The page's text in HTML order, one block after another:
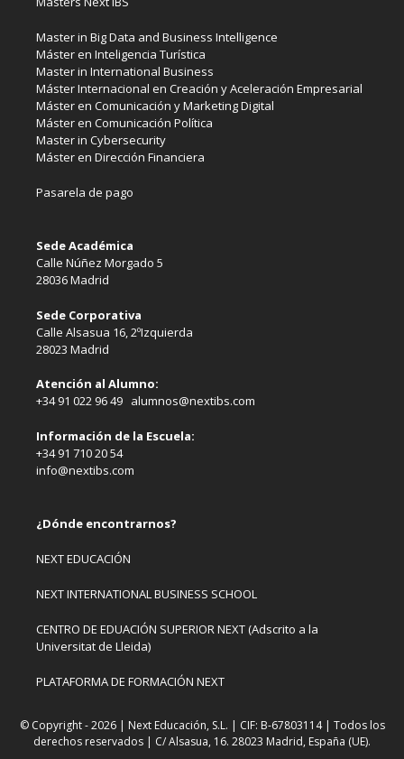
Master in Big Data and Business Intelligence
Máster en Inteligencia Turística
Master in International Business
Máster Internacional en Creación y Aceleración Empresarial
Máster en Comunicación y Marketing Digital
Máster en Comunicación Política
Master in Cybersecurity
Máster en Dirección Financiera
Pasarela de pago
Sede Académica
Calle Núñez Morgado 5
28036 Madrid
Sede Corporativa
Calle Alsasua 16, 2ºIzquierda
28023 Madrid
Atención al Alumno:
+34 91 022 96 49 alumnos@nextibs.com
Información de la Escuela:
+34 91 710 20 54
info@nextibs.com
¿Dónde encontrarnos?
NEXT EDUCACIÓN
NEXT INTERNATIONAL BUSINESS SCHOOL
CENTRO DE EDUACIÓN SUPERIOR NEXT (Adscrito a la
Universitat de Lleida)
PLATAFORMA DE FORMACIÓN NEXT
© Copyright - 2026 | Next Educación, S.L. | CIF: B-67803114 | Todos los
derechos reservados | C/ Alsasua, 16. 28023 Madrid, España (UE).